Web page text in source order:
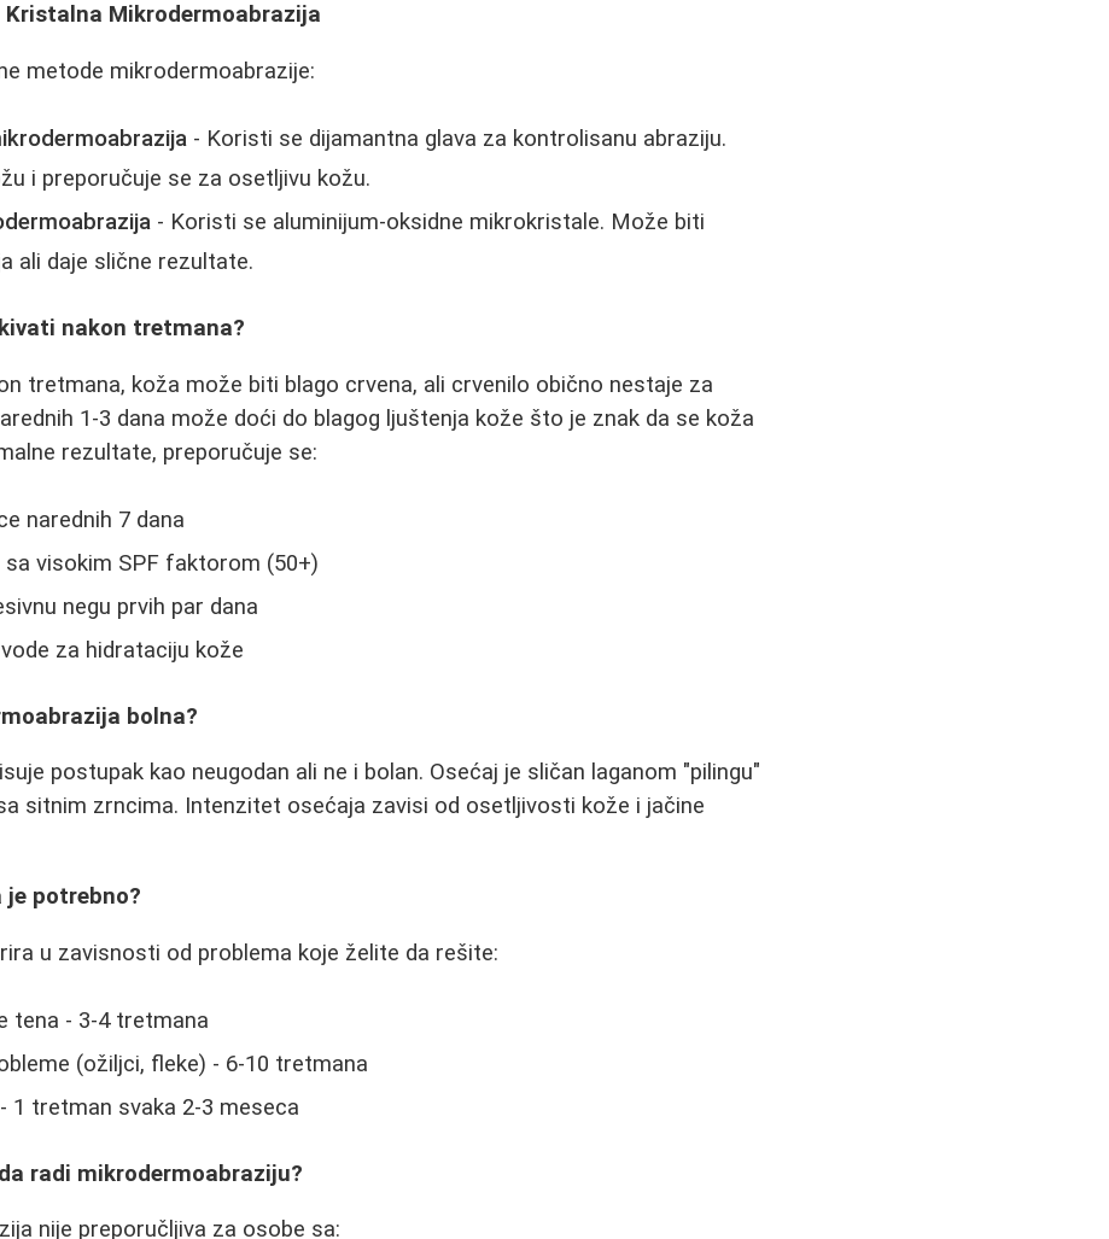
Kristalna Mikrodermoabrazija
metode mikrodermoabrazije:
- Koristi se dijamantna glava za kontrolisanu abraziju.
i preporučuje se za osetljivu kožu.
- Koristi se aluminijum-oksidne mikrokristale. Može biti
ali daje slične rezultate.
nakon tretmana?
tretmana, koža može biti blago crvena, ali crvenilo obično nestaje za
1-3 dana može doći do blagog ljuštenja kože što je znak da se koža
rezultate, preporučuje se:
narednih 7 dana
visokim SPF faktorom (50+)
negu prvih par dana
za hidrataciju kože
bolna?
postupak kao neugodan ali ne i bolan. Osećaj je sličan laganom "pilingu"
sitnim zrncima. Intenzitet osećaja zavisi od osetljivosti kože i jačine
potrebno?
u zavisnosti od problema koje želite da rešite:
tena - 3-4 tretmana
(ožiljci, fleke) - 6-10 tretmana
1 tretman svaka 2-3 meseca
radi mikrodermoabraziju?
nije preporučljiva za osobe sa: